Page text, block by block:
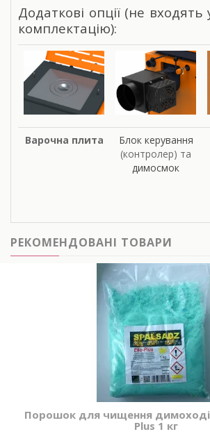
Додаткові опції (не входять
комплектацію):
Варочна плита
Блок керування
(контролер) та
димосмок
РЕКОМЕНДОВАНІ ТОВАРИ
Порошок для чищення
Plus 1 кг